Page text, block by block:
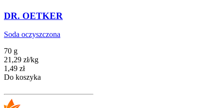
DR. OETKER
Soda oczyszczona
70 g
21,29 zł/kg
Cena
1,49 zł
Do koszyka